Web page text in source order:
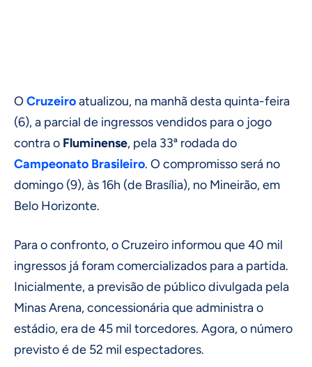
OCruzeiroatualizou, na manhã desta quinta-feira
(6), a parcial de ingressos vendidos para o jogo
contra o Fluminense, pela 33ª rodada do
Campeonato Brasileiro. O compromisso será no
domingo (9), às 16h (de Brasília), no Mineirão, em
Belo Horizonte.
Para o confronto, o Cruzeiro informou que 40 mil
ingressos já foram comercializados para a partida.
Inicialmente, a previsão de público divulgada pela
Minas Arena, concessionária que administra o
estádio, era de 45 mil torcedores. Agora, o número
previsto é de 52 mil espectadores.